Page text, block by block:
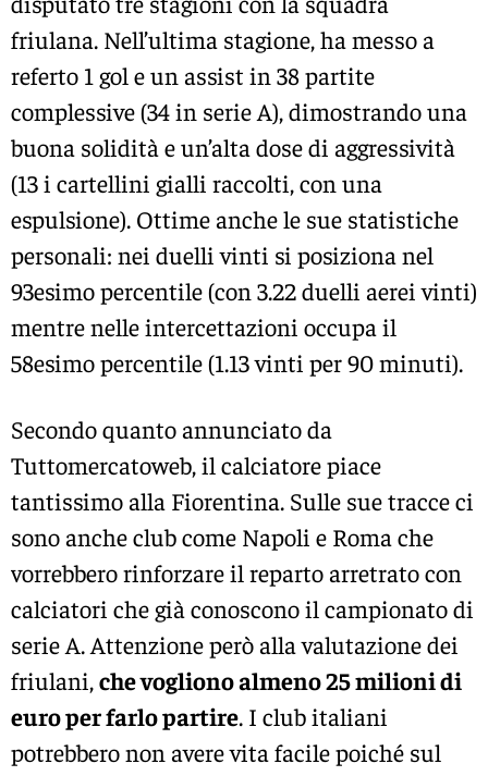
friulana. Nell’ultima stagione, ha messo a
referto 1 gol e un assist in 38 partite
complessive (34 in serie A), dimostrando una
buona solidità e un’alta dose di aggressività
(13 i cartellini gialli raccolti, con una
espulsione). Ottime anche le sue statistiche
personali: nei duelli vinti si posiziona nel
93esimo percentile (con 3.22 duelli aerei vinti)
mentre nelle intercettazioni occupa il
58esimo percentile (1.13 vinti per 90 minuti).
Secondo quanto annunciato da
Tuttomercatoweb, il calciatore piace
tantissimo alla Fiorentina. Sulle sue tracce ci
sono anche club come Napoli e Roma che
vorrebbero rinforzare il reparto arretrato con
calciatori che già conoscono il campionato di
serie A. Attenzione però alla valutazione dei
friulani,che vogliono almeno 25 milioni di
euro per farlo partire. I club italiani
potrebbero non avere vita facile poiché sul